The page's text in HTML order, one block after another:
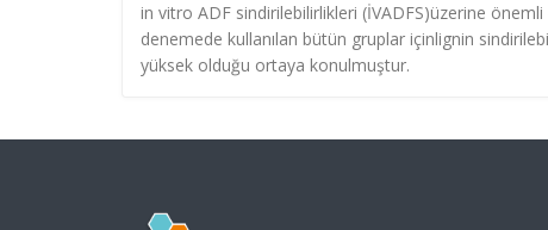
in vitro ADF sindirilebilirlikleri (İVADFS)üzerine
denemede kullanılan bütün gruplar içinlignin
yüksek olduğu ortaya konulmuştur.